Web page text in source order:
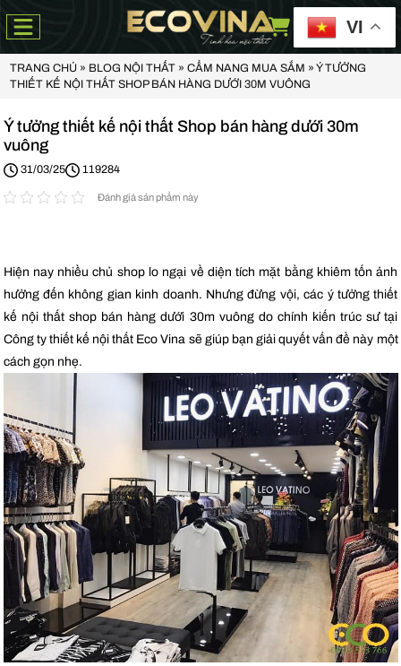
VI
TRANG CHỦ» BLOG NỘI THẤT» CẨM NANG MUA SẮM » Ý TƯỞNG
THIẾT KẾ NỘI THẤT SHOP BÁN HÀNG DƯỚI 30M VUÔNG
Ý tưởng thiết kế nội thất Shop bán hàng dưới 30m
vuông
31/03/25 119284
Đánh giá sản phẩm này
Hiện nay nhiều chủ shop lo ngại về diện tích mặt bằng khiêm tốn ảnh
hưởng đến không gian kinh doanh. Nhưng đừng vội, các ý tưởng thiết
kế nội thất shop bán hàng dưới 30m vuông do chính kiến trúc sư tại
Công ty thiết kế nội thất Eco Vina sẽ giúp bạn giải quyết vấn đề này một
cách gọn nhẹ.